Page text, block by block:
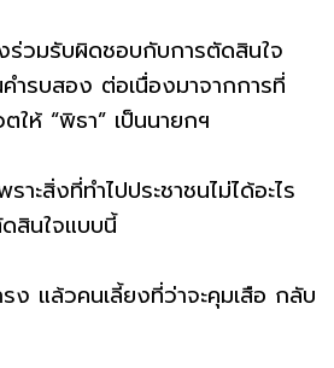
ร่วมรับผิดชอบกับการตัดสินใจ
ำรบสอง ต่อเนื่องมาจากการที่
ให้ “พิธา” เป็นนายกฯ
าะสิ่งที่ทำไปประชาชนไม่ได้อะไร
สินใจแบบนี้
ง แล้วคนเลี้ยงที่ว่าจะคุมเสือ กลับ